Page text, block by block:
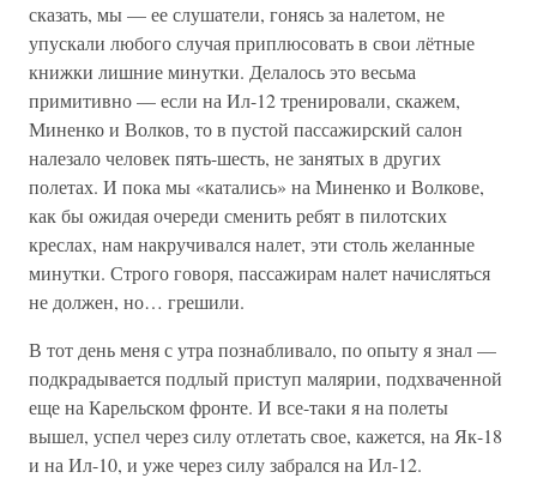
сказать, мы — ее слушатели, гонясь за налетом, не
упускали любого случая приплюсовать в свои лётные
книжки лишние минутки. Делалось это весьма
примитивно — если на Ил-12 тренировали, скажем,
Миненко и Волков, то в пустой пассажирский салон
налезало человек пять-шесть, не занятых в других
полетах. И пока мы «катались» на Миненко и Волкове,
как бы ожидая очереди сменить ребят в пилотских
креслах, нам накручивался налет, эти столь желанные
минутки. Строго говоря, пассажирам налет начисляться
не должен, но… грешили.
В тот день меня с утра познабливало, по опыту я знал —
подкрадывается подлый приступ малярии, подхваченной
еще на Карельском фронте. И все-таки я на полеты
вышел, успел через силу отлетать свое, кажется, на Як-18
и на Ил-10, и уже через силу забрался на Ил-12.